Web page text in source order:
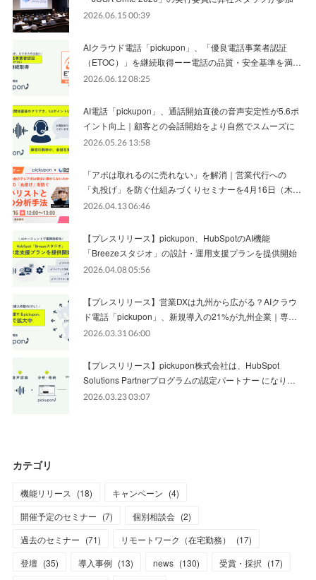
2026.06.15 00:39
AIクラウド電話「pickupon」、「優良電話事業者認証
（ETOC）」を継続取得ーー電話の品質・安全基準を満…
2026.06.12 08:25
AI電話「pickupon」、通話開始直後の音声安定性が5.6ポ
イント向上｜顧客との会話開始をより自然でスムーズに
2026.05.26 13:58
「アポは取れるのに売れない」を解消｜営業代行への
「丸投げ」を防ぐ仕組みづくりセミナーを4月16日（木…
2026.04.13 06:46
【プレスリリース】pickupon、HubSpotのAI機能
「Breezeスタジオ」の設計・運用支援プランを提供開始
2026.04.08 05:56
【プレスリリース】営業DXは九州から広がる？AIクラウ
ド電話「pickupon」、新規導入の21%が九州企業｜専…
2026.03.31 06:00
【プレスリリース】pickupon株式会社は、HubSpot
Solutions Partnerプログラムの認定パートナー になり…
2026.03.23 03:07
カテゴリ
機能リリース (18) キャンペーン (4)
開催予定のセミナー (7) 個別相談会 (2)
過去のセミナー (71) リモートワーク（在宅勤務） (17)
登壇 (35) 導入事例 (13) news (130) 受賞・採択 (17)